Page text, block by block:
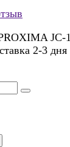
JC-
2-3 дня